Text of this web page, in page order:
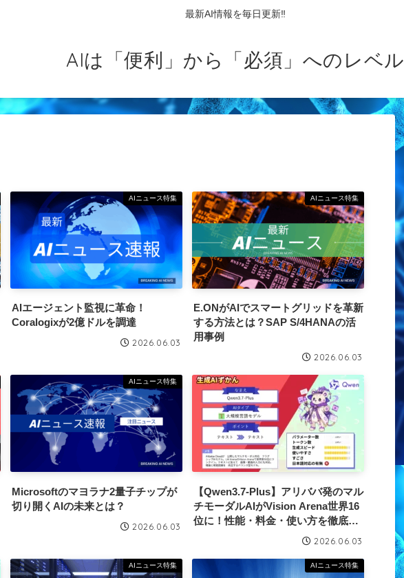
最新AI情報を毎日更新‼
AIは「便利」から「必須」へのレベル
AIニュース特集
AIエージェント監視に革命！
Coralogixが2億ドルを調達
2026.06.03
AIニュース特集
E.ONがAIでスマートグリッドを革新
する方法とは？SAP S/4HANAの活
用事例
2026.06.03
AIニュース特集
Microsoftのマヨラナ2量子チップが
切り開くAIの未来とは？
2026.06.03
【Qwen3.7-Plus】アリババ発のマル
チモーダルAIがVision Arena世界16
位に！性能・料金・使い方を徹底解
2026.06.03
AIニュース特集 AIニュース特集